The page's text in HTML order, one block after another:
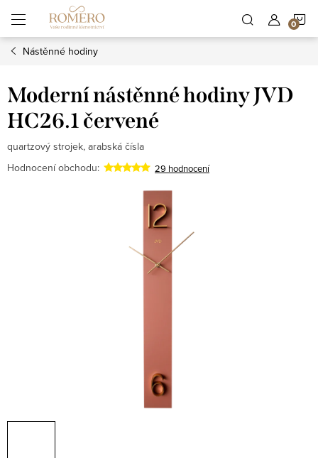
obsah
Nástěnné hodiny
Moderní nástěnné hodiny JVD
HC26.1 červené
quartzový strojek, arabská čísla
Hodnocení obchodu:
29 hodnocení